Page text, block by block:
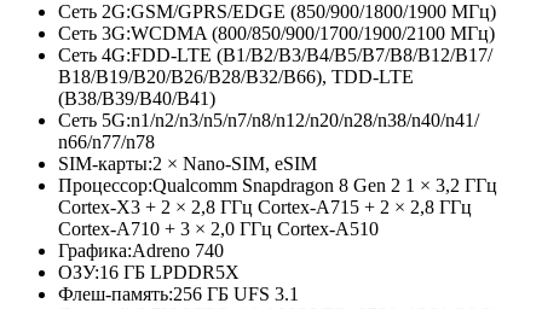
Сеть 2G:GSM/GPRS/EDGE (850/900/1800/1900 МГц)
Сеть 3G:WCDMA (800/850/900/1700/1900/2100 МГц)
Сеть 4G:FDD-LTE (B1/B2/B3/B4/B5/B7/B8/B12/B17/
B18/B19/B20/B26/B28/B32/B66), TDD-LTE
(B38/B39/B40/B41)
Сеть 5G:n1/n2/n3/n5/n7/n8/n12/n20/n28/n38/n40/n41/
n66/n77/n78
SIM-карты:2 × Nano-SIM, eSIM
Процессор:Qualcomm Snapdragon 8 Gen 2 1 × 3,2 ГГц
Cortex-X3 + 2 × 2,8 ГГц Cortex-A715 + 2 × 2,8 ГГц
Cortex-A710 + 3 × 2,0 ГГц Cortex-A510
Графика:Adreno 740
ОЗУ:16 ГБ LPDDR5X
Флеш-память:256 ГБ UFS 3.1